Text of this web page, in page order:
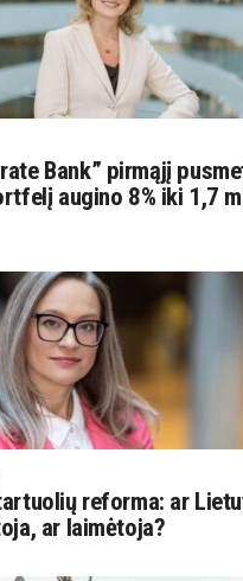
Bank” pirmąjį
augino 8% iki 1,7
reforma: ar
ar laimėtoja?